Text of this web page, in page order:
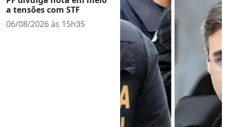
a tensões com STF
06/08/2026 às 15h35